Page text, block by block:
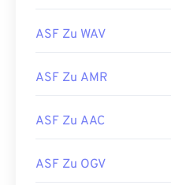
enthalten kann, die
Erstveröffentlichung:
https://
ASF Zu WAV
ASF Zu AMR
ASF Zu AAC
ASF Zu OGV